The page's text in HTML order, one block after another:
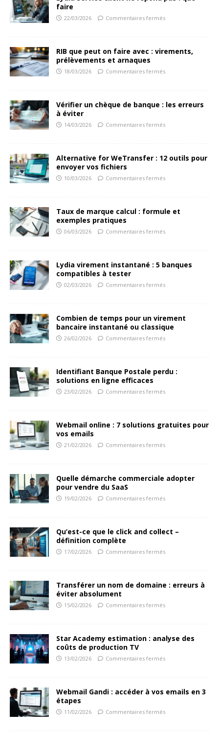
faire
22/03/2026 Commentaires fermés
RIB que peut on faire avec : virements,
prélèvements et arnaques
18/03/2026 Commentaires fermés
Vérifier un chèque de banque : les erreurs
à éviter
14/03/2026 Commentaires fermés
Alternative for WeTransfer : 12 outils pour
envoyer vos fichiers
10/03/2026 Commentaires fermés
Taux de marque calcul : formule et
exemples pratiques
06/03/2026 Commentaires fermés
Lydia virement instantané : 5 banques
compatibles à tester
02/03/2026 Commentaires fermés
Combien de temps pour un virement
bancaire instantané ou classique
26/02/2026 Commentaires fermés
Identifiant Banque Postale perdu :
solutions en ligne efficaces
23/02/2026 Commentaires fermés
Webmail online : 7 solutions gratuites pour
vos emails
21/02/2026 Commentaires fermés
Quelle démarche commerciale adopter
pour vendre du SaaS
19/02/2026 Commentaires fermés
Qu’est-ce que le click and collect –
définition complète
17/02/2026 Commentaires fermés
Transférer un nom de domaine : erreurs à
éviter absolument
15/02/2026 Commentaires fermés
Star Academy estimation : analyse des
coûts de production TV
13/02/2026 Commentaires fermés
Webmail Gandi : accéder à vos emails en 3
étapes
11/02/2026 Commentaires fermés